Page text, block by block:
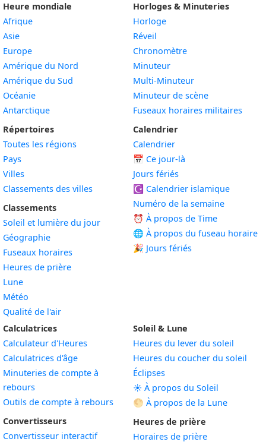
Heure mondiale
Afrique
Asie
Europe
Amérique du Nord
Amérique du Sud
Océanie
Antarctique
Répertoires
Toutes les régions
Pays
Villes
Classements des villes
Classements
Soleil et lumière du jour
Géographie
Fuseaux horaires
Heures de prière
Lune
Météo
Qualité de l'air
Horloges & Minuteries
Horloge
Réveil
Chronomètre
Minuteur
Multi-Minuteur
Minuteur de scène
Fuseaux horaires militaires
Calendrier
Calendrier
📅 Ce jour-là
Jours fériés
☪️ Calendrier islamique
Numéro de la semaine
⏰ À propos de Time
🌐 À propos du fuseau horaire
🎉 Jours fériés
Calculatrices
Calculateur d'Heures
Calculatrices d'âge
Minuteries de compte à
rebours
Outils de compte à rebours
Convertisseurs
Convertisseur interactif
Soleil & Lune
Heures du lever du soleil
Heures du coucher du soleil
Éclipses
☀️ À propos du Soleil
🌕 À propos de la Lune
Heures de prière
Horaires de prière